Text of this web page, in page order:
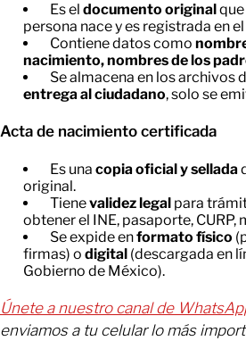
Es el documento original
persona nace y es registrada en el
Contiene datos como
nacimiento, nombres de los
Se almacena en los archivos
entrega al ciudadano, solo se
Acta de nacimiento certificada
Es una copia oficial y sellada
original.
Tienevalidez legal para
obtener el INE, pasaporte, CURP,
Se expide enformato físico
firmas) o digital (descargada en
Gobierno de México).
Únete a nuestro canal de
enviamos a tu celular lo más